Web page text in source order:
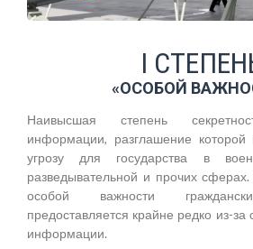
I
«ОСОБОЙ
Наивысшая степень
информации, разглашение которой
угрозу для государства в
разведывательной и прочих
особой важности
предоставляется крайне редко из-
информации.